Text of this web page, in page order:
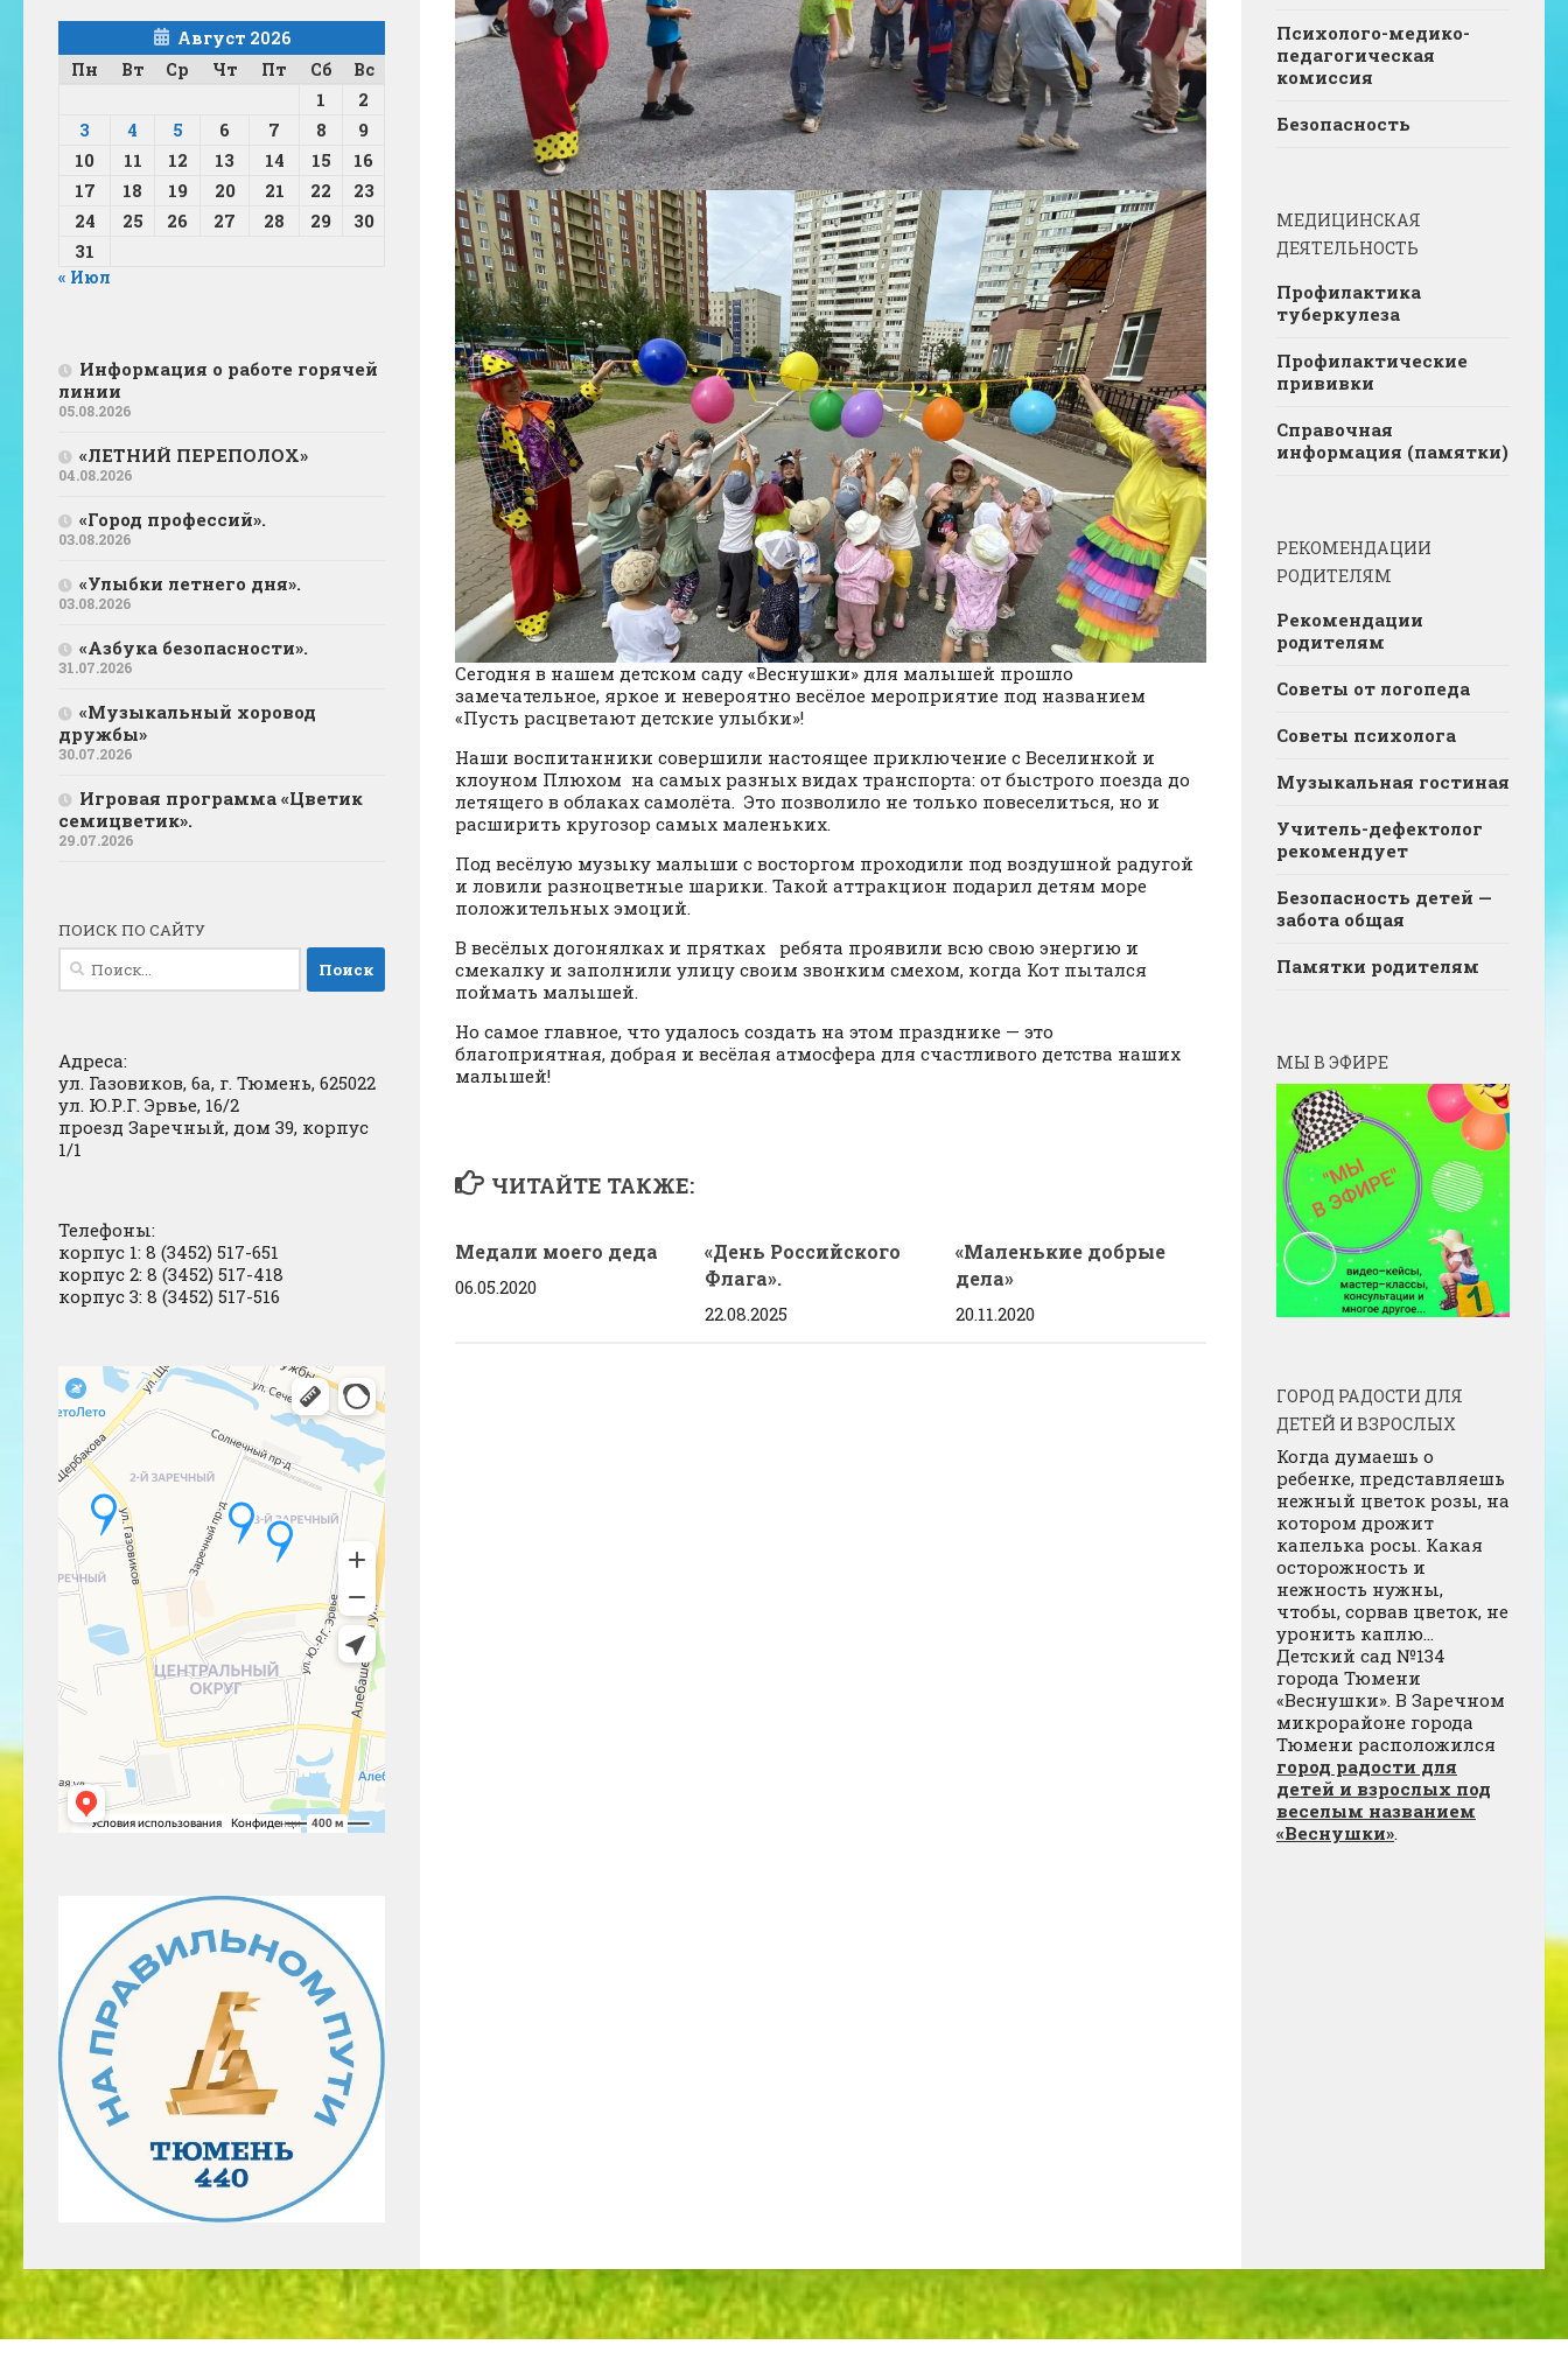
Сегодня в нашем детском саду «Веснушки» для малышей прошло
замечательное, яркое и невероятно весёлое мероприятие под названием
«Пусть расцветают детские улыбки»!
Наши воспитанники совершили настоящее приключение с Веселинкой и
клоуном Плюхом на самых разных видах транспорта: от быстрого поезда до
летящего в облаках самолёта. Это позволило не только повеселиться, но и
расширить кругозор самых маленьких.
Под весёлую музыку малыши с восторгом проходили под воздушной радугой
и ловили разноцветные шарики. Такой аттракцион подарил детям море
положительных эмоций.
В весёлых догонялках и прятках ребята проявили всю свою энергию и
смекалку и заполнили улицу своим звонким смехом, когда Кот пытался
поймать малышей.
Но самое главное, что удалось создать на этом празднике — это
благоприятная, добрая и весёлая атмосфера для счастливого детства наших
малышей!
ЧИТАЙТЕ ТАКЖЕ:
Медали моего деда
06.05.2020
«День Российского
Флага».
22.08.2025
«Маленькие добрые
дела»
20.11.2020
Август 2026
Пн
Вт Ср Чт Пт Сб Вс
1
2
3
4 5 6 7 8
9
10
11 12 13 14 15
16
17
18 19 20 21 22
23
24
25 26 27 28 29
30
31
« Июл
Информация о работе горячей
линии
05.08.2026
«ЛЕТНИЙ ПЕРЕПОЛОХ»
04.08.2026
«Город профессий».
03.08.2026
«Улыбки летнего дня».
03.08.2026
«Азбука безопасности».
31.07.2026
«Музыкальный хоровод
дружбы»
30.07.2026
Игровая программа «Цветик
семицветик».
29.07.2026
ПОИСК ПО САЙТУ
Найти:
Адреса:
ул. Газовиков, 6а, г. Тюмень, 625022
ул. Ю.Р.Г. Эрвье, 16/2
проезд Заречный, дом 39, корпус
1/1
Телефоны:
корпус 1: 8 (3452) 517-651
корпус 2: 8 (3452) 517-418
корпус 3: 8 (3452) 517-516
Психолого-медико-
педагогическая
комиссия
Безопасность
МЕДИЦИНСКАЯ
ДЕЯТЕЛЬНОСТЬ
Профилактика
туберкулеза
Профилактические
прививки
Справочная
информация (памятки)
РЕКОМЕНДАЦИИ
РОДИТЕЛЯМ
Рекомендации
родителям
Советы от логопеда
Советы психолога
Музыкальная гостиная
Учитель-дефектолог
рекомендует
Безопасность детей —
забота общая
Памятки родителям
МЫ В ЭФИРЕ
ГОРОД РАДОСТИ ДЛЯ
ДЕТЕЙ И ВЗРОСЛЫХ
Когда думаешь о
ребенке, представляешь
нежный цветок розы, на
котором дрожит
капелька росы. Какая
осторожность и
нежность нужны,
чтобы, сорвав цветок, не
уронить каплю…
Детский сад №134
города Тюмени
«Веснушки». В Заречном
микрорайоне города
Тюмени расположился
город радости для
детей и взрослых под
веселым названием
«Веснушки».